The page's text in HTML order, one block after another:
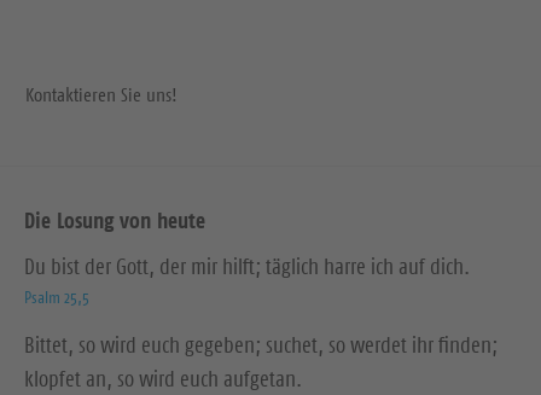
Kontaktieren Sie uns!
Die Losung von heute
Du bist der Gott, der mir hilft; täglich harre ich auf dich.
Psalm 25,5
Bittet, so wird euch gegeben; suchet, so werdet ihr finden;
klopfet an, so wird euch aufgetan.